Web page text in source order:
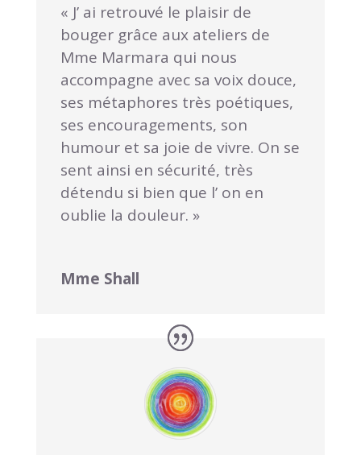
« J’ ai retrouvé le plaisir de
bouger grâce aux ateliers de
Mme Marmara qui nous
accompagne avec sa voix douce,
ses métaphores très poétiques,
ses encouragements, son
humour et sa joie de vivre. On se
sent ainsi en sécurité, très
détendu si bien que l’ on en
oublie la douleur. »
Mme Shall